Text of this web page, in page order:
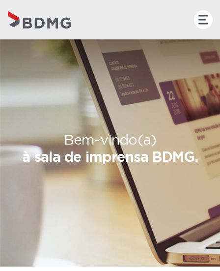
Bem-vindo(a)
à sala de imprensa BDMG.